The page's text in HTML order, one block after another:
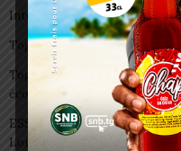
Interclubs CAF: ASCK et
Togo/ Boissons
Togo/ Rentrée scolaire 2026-
écoles autorisées
ESSAL 2026 : les admissibles
Lomé